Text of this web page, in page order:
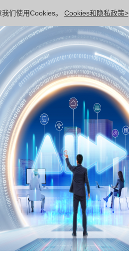
们使用Cookies。 Cookies和隐私政策>